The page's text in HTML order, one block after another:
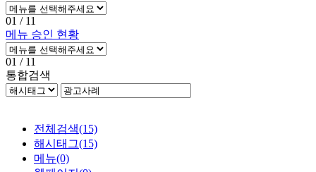
01 / 11
메뉴 승인 현황
01 / 11
통합검색
전체검색(15)
해시태그(15)
메뉴(0)